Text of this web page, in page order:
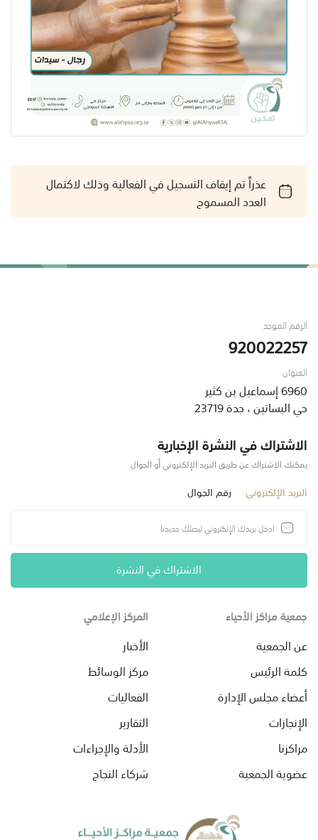
عذراً تم إيقاف التسجيل في الفعالية وذلك لاكتمال
العدد المسموح
الرقم الموحد
920022257
العنوان
6960 إسماعيل بن كثير
حي البساتين ، جدة 23719
الاشتراك في النشرة الإخبارية
يمكنك الاشتراك عن طريق البريد الإلكتروني أو الجوال
البريد الإلكتروني رقم الجوال
الاشتراك في النشرة
جمعية مراكز الأحياء
عن الجمعية
كلمة الرئيس
أعضاء مجلس الإدارة
الإنجازات
مراكزنا
عضوية الجمعية
المركز الإعلامي
الأخبار
مركز الوسائط
الفعاليات
التقارير
الأدلة والإجراءات
شركاء النجاح